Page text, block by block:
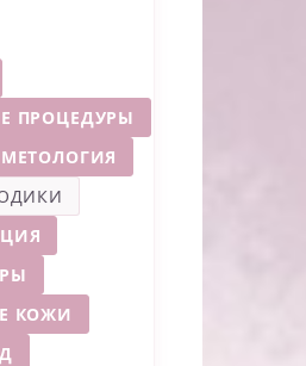
ПРОЦЕДУРЫ
КОЖИ